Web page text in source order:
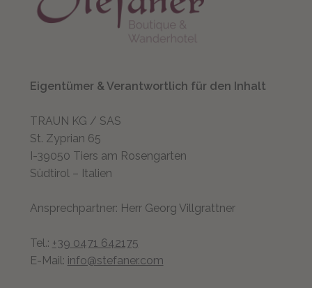
Eigentümer & Verantwortlich für den Inhalt
TRAUN KG / SAS
St. Zyprian 65
I-39050 Tiers am Rosengarten
Südtirol – Italien
Ansprechpartner: Herr Georg Villgrattner
Tel.: +39 0471 642175
E-Mail: info@stefaner.com